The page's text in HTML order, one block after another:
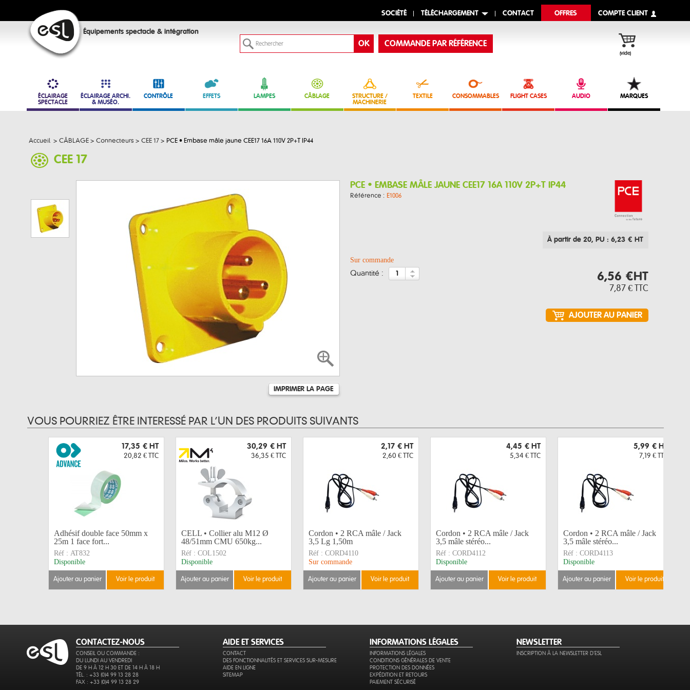
SOCIÉTÉ TÉLÉCHARGEMENT CONTACT OFFRES COMPTE CLIENT
Équipements spectacle & intégration
(vide)
COMMANDE PAR RÉFÉRENCE
ÉCLAIRAGE
SPECTACLE
ÉCLAIRAGE ARCHI.
& MUSÉO.
CONTRÔLE EFFETS LAMPES CÂBLAGE
STRUCTURE /
MACHINERIE
TEXTILE CONSOMMABLES FLIGHT CASES AUDIO MARQUES
Accueil > CÂBLAGE > Connecteurs > CEE 17 > PCE • Embase mâle jaune CEE17 16A 110V 2P+T IP44
CEE 17
IMPRIMER LA PAGE
PCE • EMBASE MÂLE JAUNE CEE17 16A 110V 2P+T IP44
Référence : E1006
À partir de 20, PU : 6,23 € HT
Sur commande
quantité : 6,56 €HT
7,87 € TTC
VOUS POURRIEZ ÊTRE INTERESSÉ PAR L’UN DES PRODUITS SUIVANTS
17,35 € HT
20,82 € TTC
Adhésif double face 50mm x
25m 1 face fort...
Réf : AT832
Disponible
ajouter au panier voir le produit
30,29 € HT
36,35 € TTC
CELL • Collier alu M12 Ø
48/51mm CMU 650kg...
Réf : COL1502
Disponible
ajouter au panier voir le produit
2,17 € HT
2,60 € TTC
Cordon • 2 RCA mâle / Jack
3,5 Lg 1,50m
Réf : CORD4110
Sur commande
ajouter au panier voir le produit
4,45 € HT
5,34 € TTC
Cordon • 2 RCA mâle / Jack
3,5 mâle stéréo...
Réf : CORD4112
Disponible
ajouter au panier voir le produit
5,99 € HT
7,19 € TTC
Cordon • 2 RCA mâle / Jack
3,5 mâle stéréo...
Réf : CORD4113
Disponible
ajouter au panier voir le produit
CONTACTEZ-NOUS
CONSEIL OU COMMANDE :
DU LUNDI AU VENDREDI
DE 9 H À 12 H 30 ET DE 14 H À 18 H
TÉL. : +33 (0)4 99 13 28 28
FAX : +33 (0)4 99 13 28 29
AIDE ET SERVICES
CONTACT
DES FONCTIONNALITÉS ET SERVICES SUR-MESURE
AIDE EN LIGNE
SITEMAP
INFORMATIONS LÉGALES
INFORMATIONS LÉGALES
CONDITIONS GÉNÉRALES DE VENTE
PROTECTION DES DONNÉES
EXPÉDITION ET RETOURS
PAIEMENT SÉCURISÉ
NEWSLETTER
INSCRIPTION À LA NEWSLETTER D'ESL